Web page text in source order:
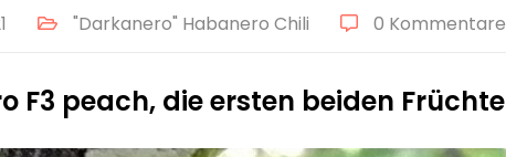
"Darkanero" Habanero Chili 0 Kommentare
F3 peach, die ersten beiden Früchte